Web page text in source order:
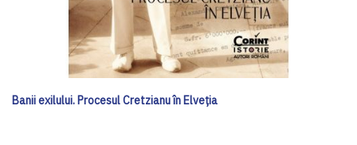
Banii exilului. Procesul Cretzianu în Elveția